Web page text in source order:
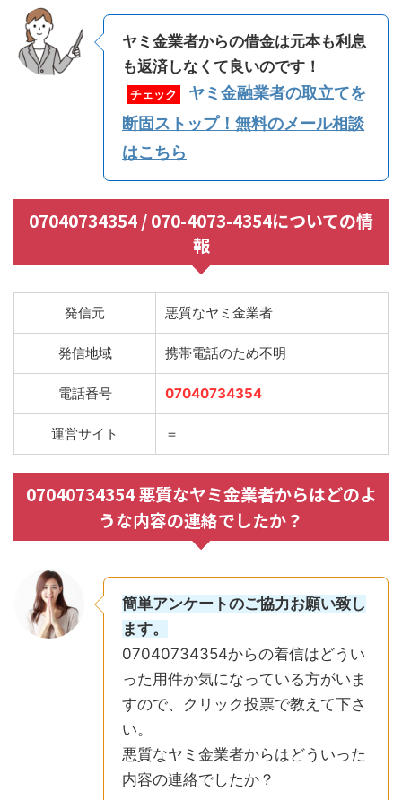
ヤミ金業者からの借金は元本も利息
も返済しなくて良いのです！
チェック
ヤミ金融業者の取立てを
断固ストップ！無料のメール相談
はこちら
07040734354 / 070-4073-4354についての情
報
発信元 悪質なヤミ金業者
発信地域 携帯電話のため不明
電話番号 07040734354
運営サイト ＝
07040734354 悪質なヤミ金業者からはどのよ
うな内容の連絡でしたか？
簡単アンケートのご協力お願い致し
ます。
07040734354からの着信はどうい
った用件か気になっている方がいま
すので、クリック投票で教えて下さ
い。
悪質なヤミ金業者からはどういった
内容の連絡でしたか？